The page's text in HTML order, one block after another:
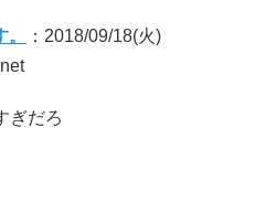
：2018/09/18(火)
ぎだろ